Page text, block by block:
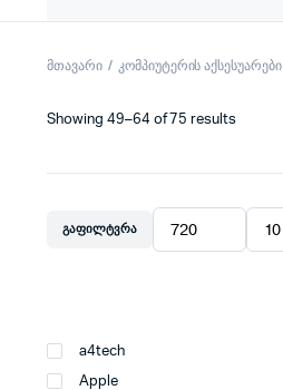
მთავარი კომპიუტერის აქსესუარები
Showing 49–64 of 75 results
ᲒᲐᲤᲘᲚᲢᲕᲠᲐ
a4tech
Apple